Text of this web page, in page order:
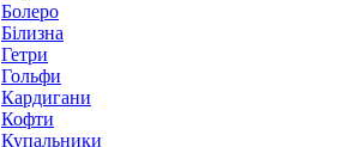
Болеро
Білизна
Гетри
Гольфи
Кардигани
Кофти
Купальники